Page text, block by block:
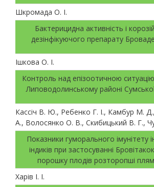
Шкромада О. І.
Бактерицидна активність і
дезінфікуючого препарату
Ішкова О. І.
Контроль над епізоотичною ситуацію
Липоводолинському районі
Кассіч В. Ю., Ребенко Г. І., Камбур М.
А., Волосянко О. В., Скибицький В. Г.,
Показники гуморального імунітету
індиків при застосуванні
порошку плодів розторопші
Харів І. І.